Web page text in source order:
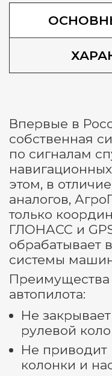
Впервые в
собственная
по сигналам
этом, в
аналогов,
только
ГЛОНАСС и
обрабатывает
системы
Преимущества
автопилота:
Не
рулевой
Не приводит
колонки и